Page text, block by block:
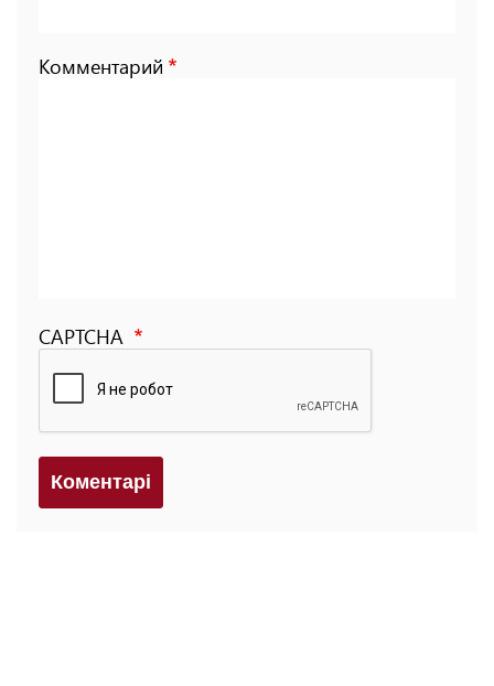
Комментарий
CAPTCHA
Коментарi